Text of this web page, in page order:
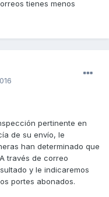
tienes menos
pertinente en
de su envío, le
han determinado que
través de correo
y le indicaremos
portes abonados.